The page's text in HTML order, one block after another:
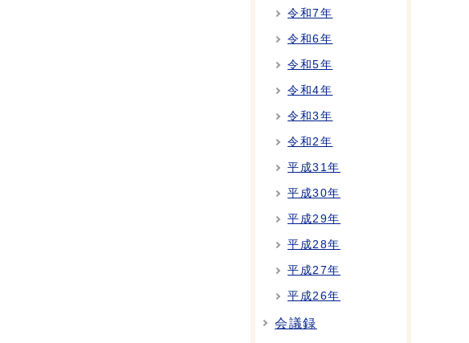
令和7年
令和6年
令和5年
令和4年
令和3年
令和2年
平成31年
平成30年
平成29年
平成28年
平成27年
平成26年
会議録